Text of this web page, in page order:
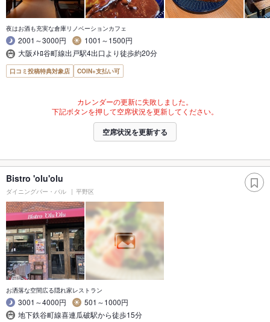
夜はお酒も充実な倉庫リノベーションカフェ
2001～3000円
1001～1500円
大阪ﾒﾄﾛ谷町線出戸駅4出口より徒歩約20分
口コミ投稿特典対象店 COIN+支払い可
カレンダーの更新に失敗しました。
下記ボタンを押して空席状況を更新してください。
空席状況を更新する
Bistro 'olu'olu
ダイニングバー・バル 平野区
お洒落な空間広る隠れ家レストラン
3001～4000円
501～1000円
地下鉄谷町線喜連瓜破駅から徒歩15分